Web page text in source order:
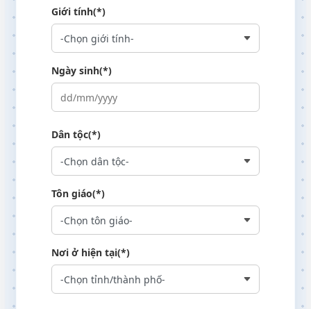
Giới tính(*)
Ngày sinh(*)
Dân tộc(*)
Tôn giáo(*)
Nơi ở hiện tại(*)